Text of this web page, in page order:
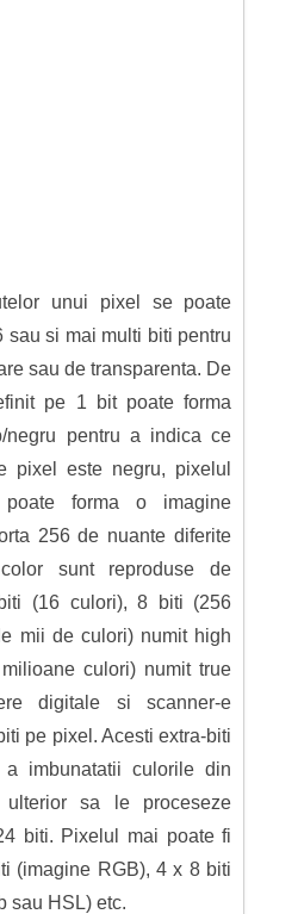
unui pixel se poate
sau si mai multi biti pentru
sau de transparenta. De
pe 1 bit poate forma
negru pentru a indica ce
pixel este negru, pixelul
forma o imagine
256 de nuante diferite
sunt reproduse de
(16 culori), 8 biti (256
mii de culori) numit high
culori) numit true
digitale si scanner-e
pe pixel. Acesti extra-biti
imbunatatii culorile din
sa le proceseze
biti. Pixelul mai poate fi
(imagine RGB), 4 x 8 biti
sau HSL) etc.